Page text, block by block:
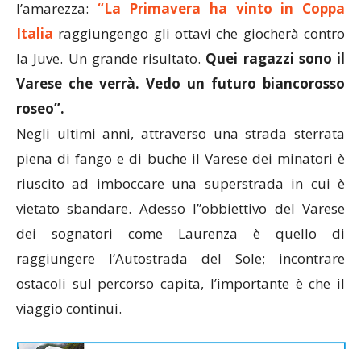
l’amarezza: “La Primavera ha vinto in Coppa
Italia raggiungengo gli ottavi che giocherà contro
la Juve. Un grande risultato. Quei ragazzi sono il
Varese che verrà. Vedo un futuro biancorosso
roseo”.
Negli ultimi anni, attraverso una strada sterrata
piena di fango e di buche il Varese dei minatori è
riuscito ad imboccare una superstrada in cui è
vietato sbandare. Adesso l”obbiettivo del Varese
dei sognatori come Laurenza è quello di
raggiungere l’Autostrada del Sole; incontrare
ostacoli sul percorso capita, l’importante è che il
viaggio continui.